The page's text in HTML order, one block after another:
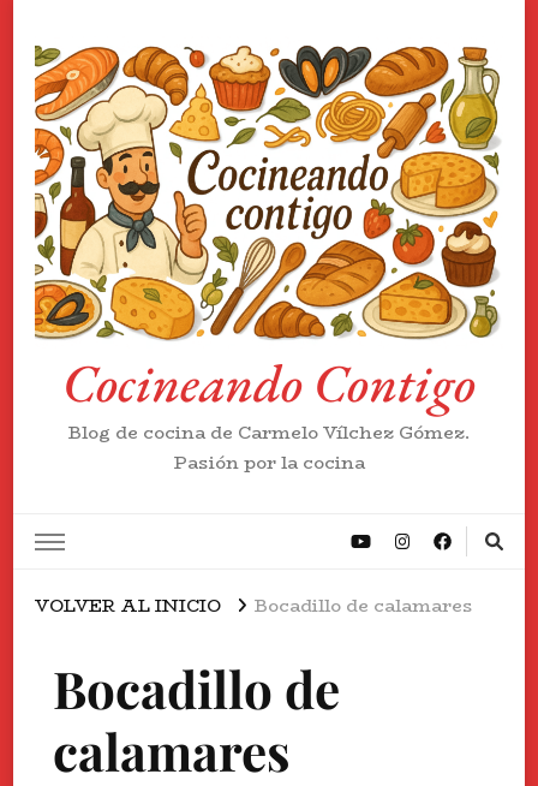
Cocineando Contigo
Blog de cocina de Carmelo Vílchez Gómez.
Pasión por la cocina
VOLVER AL INICIO Bocadillo de calamares
Bocadillo de
calamares